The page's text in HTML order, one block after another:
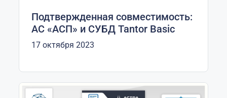
Подтвержденная совместимость:
АС «АСП» и СУБД Tantor Basic
17 октября 2023